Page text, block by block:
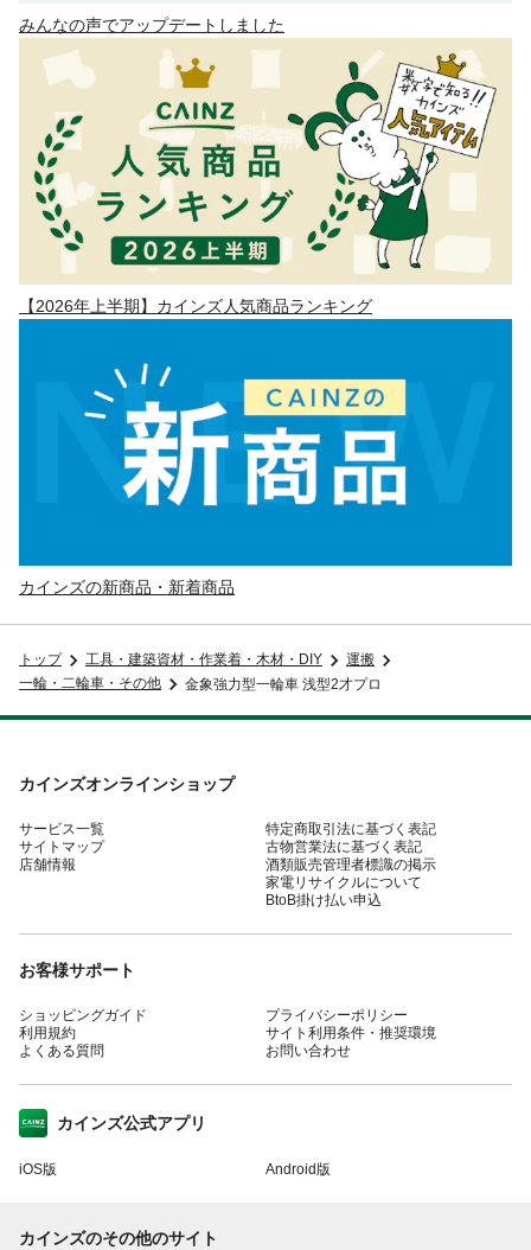
みんなの声でアップデートしました
【2026年上半期】カインズ人気商品ランキング
カインズの新商品・新着商品
トップ 工具・建築資材・作業着・木材・DIY
運搬
一輪・二輪車・その他
金象強力型一輪車 浅型2才プロ
カインズオンラインショップ
サービス一覧
サイトマップ
店舗情報
特定商取引法に基づく表記
古物営業法に基づく表記
酒類販売管理者標識の掲示
家電リサイクルについて
BtoB掛け払い申込
お客様サポート
ショッピングガイド
利用規約
よくある質問
プライバシーポリシー
サイト利用条件・推奨環境
お問い合わせ
カインズ公式アプリ
iOS版 Android版
カインズのその他のサイト